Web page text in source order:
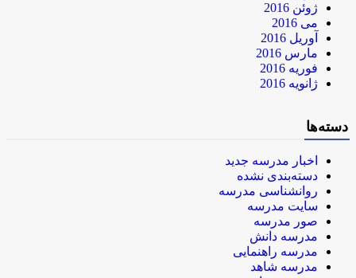
ژوئن 2016
می 2016
آوریل 2016
مارس 2016
فوریه 2016
ژانویه 2016
دسته‌ها
اخبار مدرسه جدید
دسته‌بندی نشده
روانشناسی مدرسه
سایت مدرسه
صور مدرسه
مدرسه دانش
مدرسه راهنمایی
مدرسه شاهد